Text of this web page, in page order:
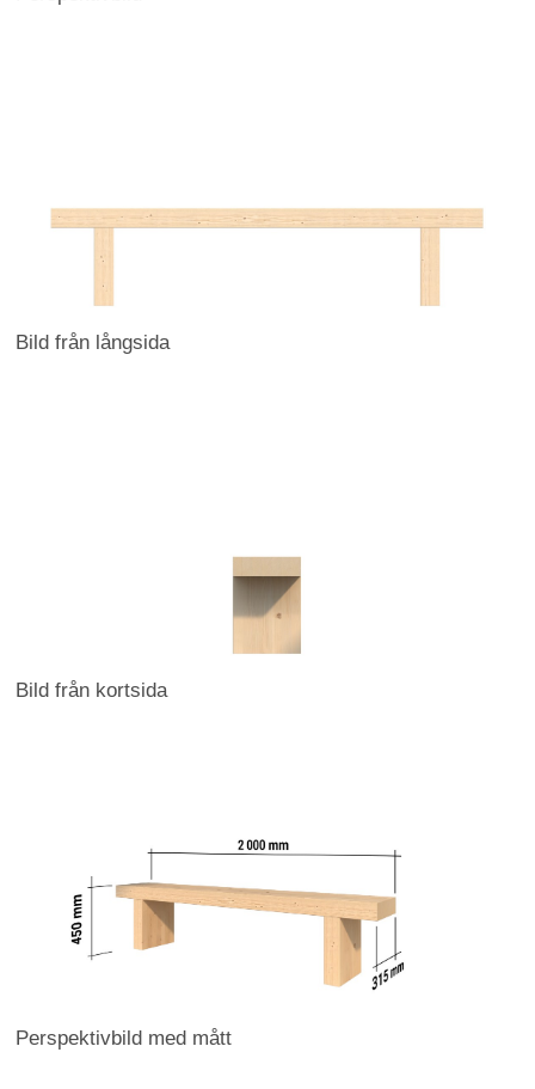
Bild från långsida
Bild från kortsida
Perspektivbild med mått